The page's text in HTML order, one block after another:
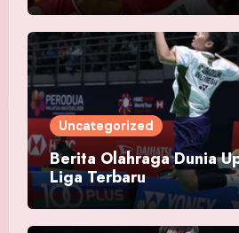
Uncategorized
Berita Olahraga Dunia
Liga Terbaru